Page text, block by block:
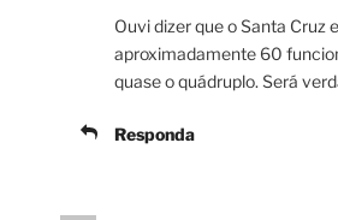
Ouvi dizer que o Santa Cruz
aproximadamente 60
quase o quádruplo. Será
Responda